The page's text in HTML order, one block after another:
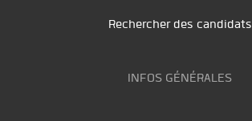
Rechercher des candidats
INFOS GÉNÉRALES